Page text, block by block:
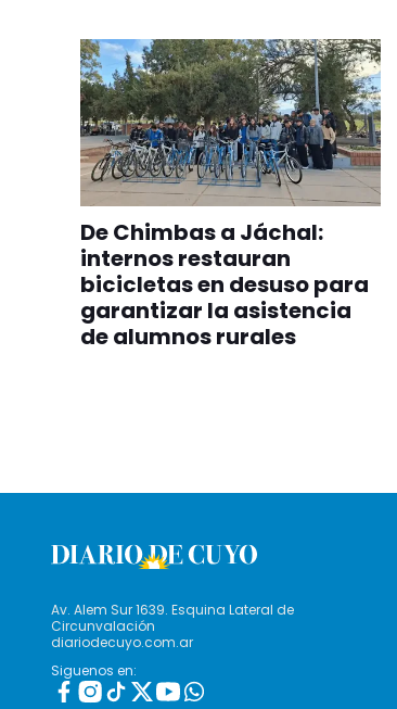
De Chimbas a Jáchal:
internos restauran
bicicletas en desuso para
garantizar la asistencia
de alumnos rurales
Av. Alem Sur 1639. Esquina Lateral de
Circunvalación
diariodecuyo.com.ar
Siguenos en: